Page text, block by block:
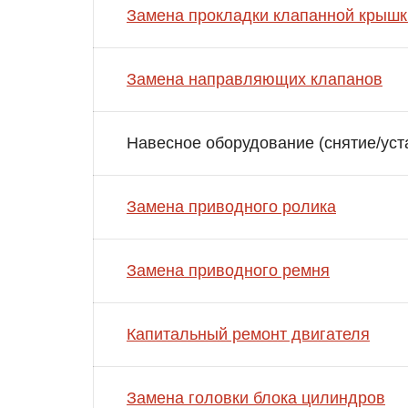
Замена прокладки клапанной
Замена направляющих клапанов
Навесное оборудование (снятие/
Замена приводного ролика
Замена приводного ремня
Капитальный ремонт двигателя
Замена головки блока цилиндров